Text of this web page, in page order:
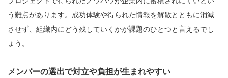
う難点があります。成功体験や得られた情報を解散とともに消滅
させず、組織内にどう残していくかが課題のひとつと言えるでし
ょう。
メンバーの選出で対立や負担が生まれやすい